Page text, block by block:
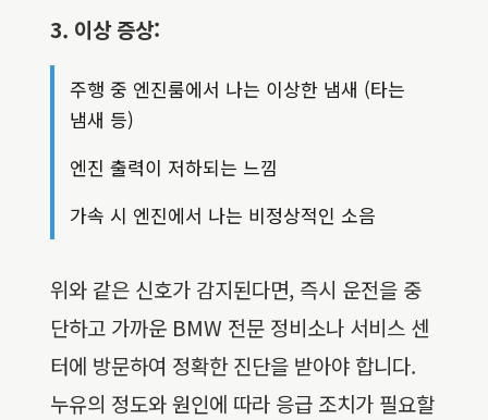
3. 이상 증상:
주행 중 엔진룸에서 나는 이상한 냄새 (타는
냄새 등)
엔진 출력이 저하되는 느낌
가속 시 엔진에서 나는 비정상적인 소음
위와 같은 신호가 감지된다면, 즉시 운전을 중
단하고 가까운 BMW 전문 정비소나 서비스 센
터에 방문하여 정확한 진단을 받아야 합니다.
누유의 정도와 원인에 따라 응급 조치가 필요할